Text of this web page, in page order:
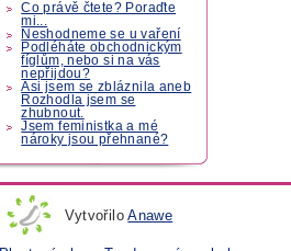
Co právě čtete? Poraďte
mi...
Neshodneme se u vaření
Podléháte obchodnickým
fíglům, nebo si na vás
nepřijdou?
Asi jsem se zbláznila aneb
Rozhodla jsem se
zhubnout.
Jsem feministka a mé
nároky jsou přehnané?
VytvořiloAnawe